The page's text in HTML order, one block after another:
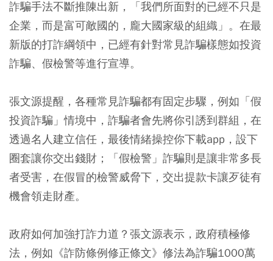
詐騙手法不斷推陳出新，「我們所面對的已經不只是
企業，而是富可敵國的，龐大國家級的組織」。在最
新版的打詐綱領中，已經有針對常見詐騙樣態如投資
詐騙、假檢警等進行宣導。
張文源提醒，各種常見詐騙都有固定步驟，例如「假
投資詐騙」情境中，詐騙者會先將你引誘到群組，在
透過名人建立信任，最後情緒操控你下載app，設下
圈套讓你交出錢財；「假檢警」詐騙則是讓非常多長
者受害，在假冒的檢警威脅下，交出提款卡讓歹徒有
機會領走財產。
政府如何加強打詐力道？張文源表示，政府積極修
法，例如《詐防條例修正條文》修法為詐騙1000萬